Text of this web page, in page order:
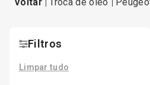
Filtros
Limpar tudo